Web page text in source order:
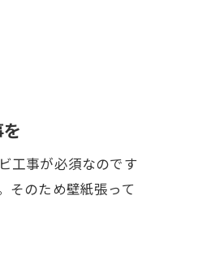
工事が必須なのです
そのため壁紙張って